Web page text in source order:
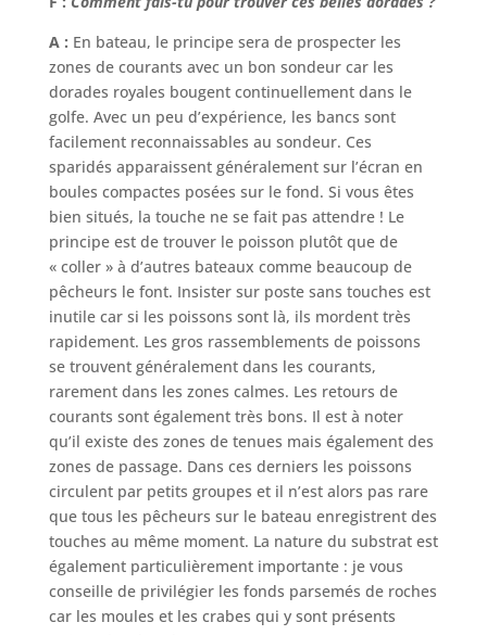
A : En bateau, le principe sera de prospecter les
zones de courants avec un bon sondeur car les
dorades royales bougent continuellement dans le
golfe. Avec un peu d’expérience, les bancs sont
facilement reconnaissables au sondeur. Ces
sparidés apparaissent généralement sur l’écran en
boules compactes posées sur le fond. Si vous êtes
bien situés, la touche ne se fait pas attendre ! Le
principe est de trouver le poisson plutôt que de
« coller » à d’autres bateaux comme beaucoup de
pêcheurs le font. Insister sur poste sans touches est
inutile car si les poissons sont là, ils mordent très
rapidement. Les gros rassemblements de poissons
se trouvent généralement dans les courants,
rarement dans les zones calmes. Les retours de
courants sont également très bons. Il est à noter
qu’il existe des zones de tenues mais également des
zones de passage. Dans ces derniers les poissons
circulent par petits groupes et il n’est alors pas rare
que tous les pêcheurs sur le bateau enregistrent des
touches au même moment. La nature du substrat est
également particulièrement importante : je vous
conseille de privilégier les fonds parsemés de roches
car les moules et les crabes qui y sont présents